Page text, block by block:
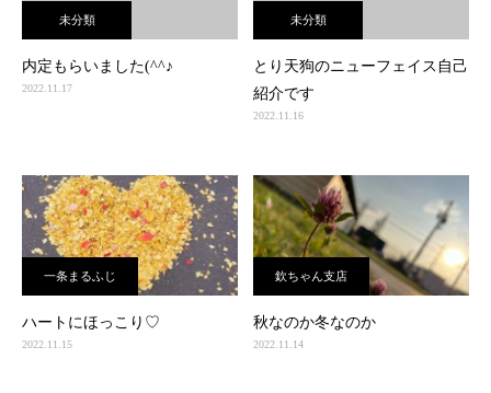
未分類
内定もらいました(^^♪
2022.11.17
未分類
とり天狗のニューフェイス自己
紹介です
2022.11.16
一条まるふじ
ハートにほっこり♡
2022.11.15
欽ちゃん支店
秋なのか冬なのか
2022.11.14